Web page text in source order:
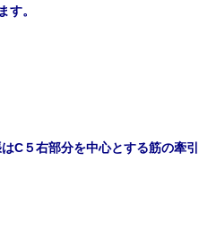
す。
C５右部分を中心とする筋の牽